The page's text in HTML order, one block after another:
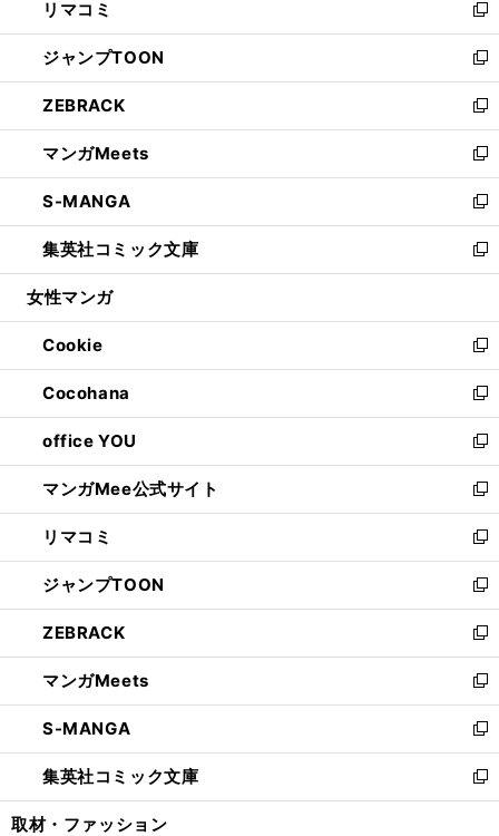
で
開
く
ド
ウ
で
開
く
ィ
ン
ド
ウ
で
開
く
い
ウ
ィ
ン
ド
ウ
で
開
く
リマコミ
新
し
い
ウ
ィ
ン
ド
ウ
で
開
く
ジャンプTOON
新
し
い
ウ
ィ
ン
ド
ウ
で
開
ZEBRACK
新
し
い
ウ
ィ
ン
ド
ウ
開
く
マンガMeets
新
し
い
ウ
ィ
ン
ウ
で
開
く
S-MANGA
新
し
い
ウ
ン
ド
ウ
で
開
く
集英社コミック文庫
新
し
ウ
ィ
ン
ド
ウ
で
開
く
女性マンガ
Cookie
新
し
い
ウ
ィ
ン
ド
ウ
で
開
く
Cocohana
新
し
い
ウ
ィ
ン
ド
ウ
で
開
く
office YOU
新
し
い
ウ
ィ
ン
ド
ウ
で
開
く
マンガMee公式サイト
新
し
い
ウ
ィ
ン
ド
ウ
で
開
く
リマコミ
新
し
い
ウ
ィ
ン
ド
ウ
で
開
く
ジャンプTOON
新
し
い
ウ
ィ
ン
ド
ウ
で
開
ZEBRACK
新
し
い
ウ
ィ
ン
ド
ウ
マンガMeets
新
し
い
ウ
ィ
ン
S-MANGA
新
し
い
ウ
集英社コミック文庫
新
し
取材・ファッション